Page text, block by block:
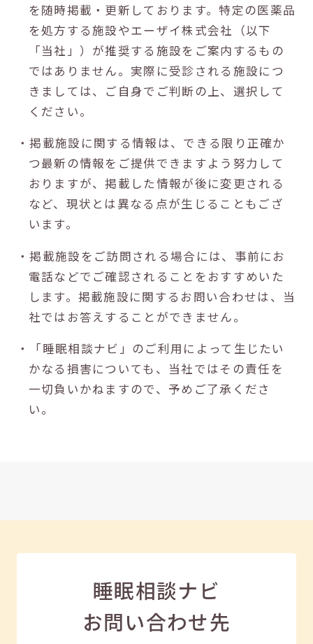
を随時掲載・更新しております。特定の医薬品
を処方する施設やエーザイ株式会社（以下
「当社」）が推奨する施設をご案内するもの
ではありません。実際に受診される施設につ
きましては、ご自身でご判断の上、選択して
ください。
・掲載施設に関する情報は、できる限り正確か
つ最新の情報をご提供できますよう努力して
おりますが、掲載した情報が後に変更される
など、現状とは異なる点が生じることもござ
います。
・掲載施設をご訪問される場合には、事前にお
電話などでご確認されることをおすすめいた
します。掲載施設に関するお問い合わせは、当
社ではお答えすることができません。
・「睡眠相談ナビ」のご利用によって生じたい
かなる損害についても、当社ではその責任を
一切負いかねますので、予めご了承くださ
い。
睡眠相談ナビ
お問い合わせ先